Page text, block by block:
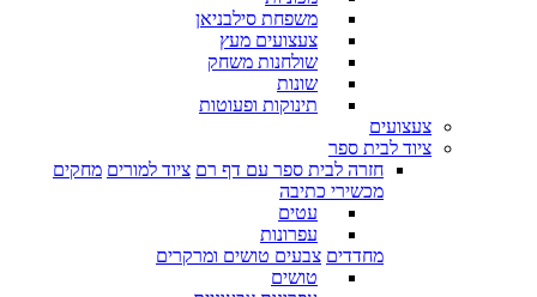
משפחת סילבניאן
צעצועים מעץ
שולחנות משחק
שונות
תינוקות ופעוטות
צעצועים
ציוד לבית ספר
חזרה לבית ספר עם דף רם ציוד למורים מחקים
מכשירי כתיבה
עטים
עפרונות
מחדדים צבעים טושים ומרקרים
טושים